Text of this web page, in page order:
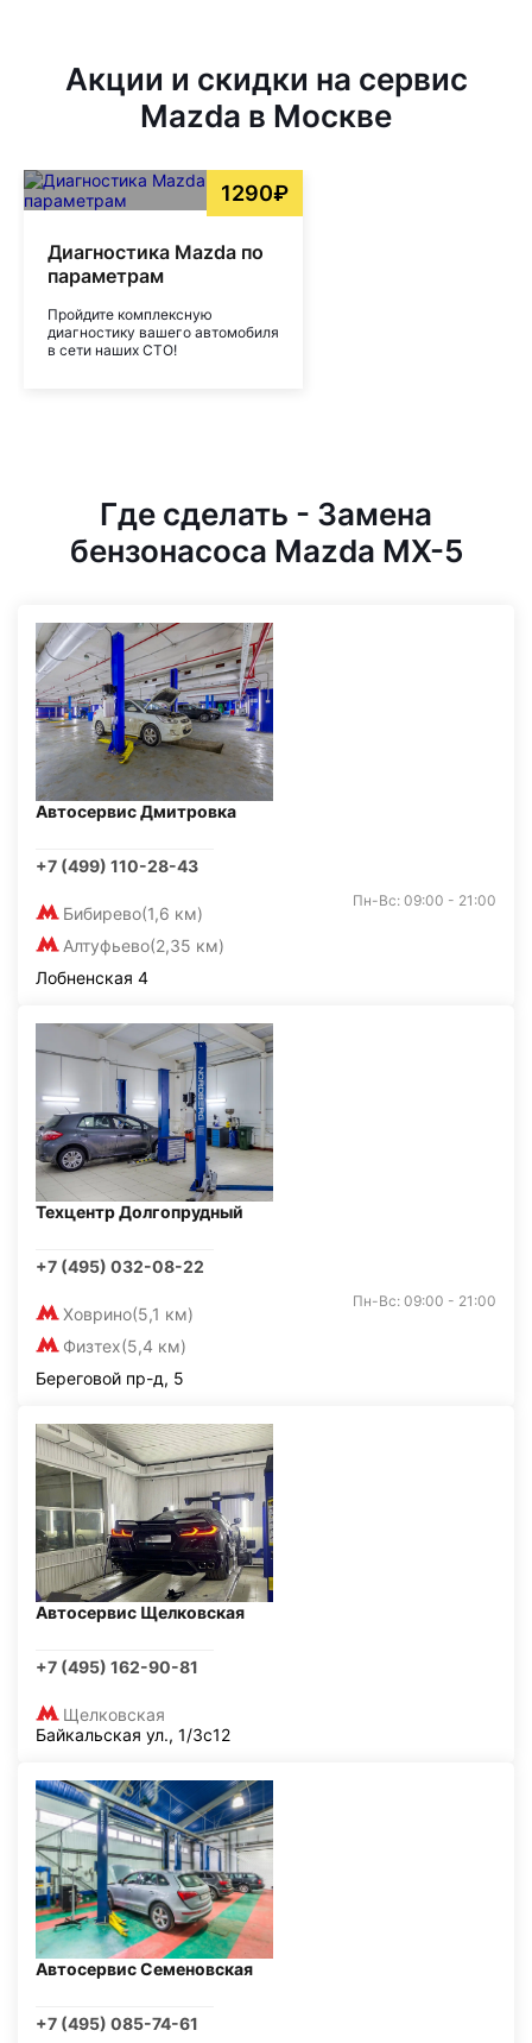
Акции и скидки на сервис
Mazda в Москве
1290₽
Диагностика Mazda по
параметрам
Пройдите комплексную
диагностику вашего автомобиля
в сети наших СТО!
Где сделать - Замена
бензонасоса Mazda MX-5
Автосервис Дмитровка
+7 (499) 110-28-43
Бибирево(1,6 км)
Алтуфьево(2,35 км)
Пн-Вс: 09:00 - 21:00
Лобненская 4
Техцентр Долгопрудный
+7 (495) 032-08-22
Ховрино(5,1 км)
Физтех(5,4 км)
Пн-Вс: 09:00 - 21:00
Береговой пр-д, 5
Автосервис Щелковская
+7 (495) 162-90-81
Щелковская
Байкальская ул., 1/3с12
Автосервис Семеновская
+7 (495) 085-74-61